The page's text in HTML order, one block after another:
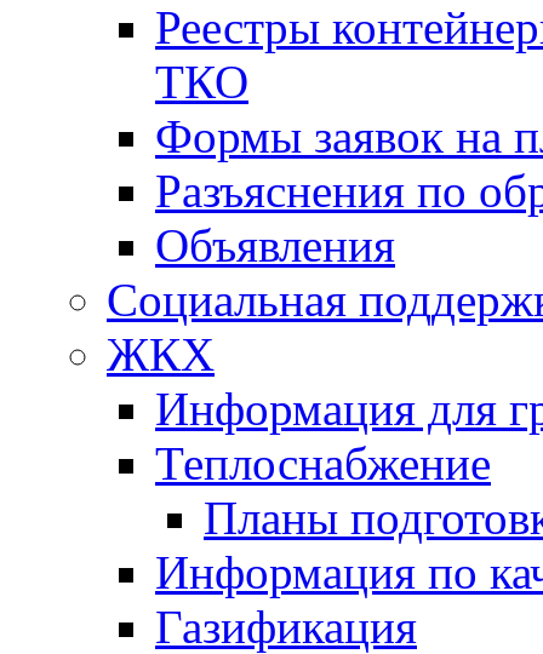
Реестры
ТКО
Формы заявок на
Разъяснения по
Объявления
Социальная
ЖКХ
Информация для
Теплоснабжение
Планы
Информация по
Газификация